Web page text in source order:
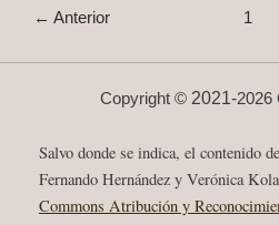
2018
SINGLE
← Anterior 1
Copyright © 2021-2026
Salvo donde se indica, el contenido
Fernando Hernández y Verónica
Commons Atribución y